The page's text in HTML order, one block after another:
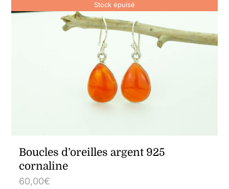
Stock épuisé
Boucles d’oreilles argent 925
cornaline
60,00€